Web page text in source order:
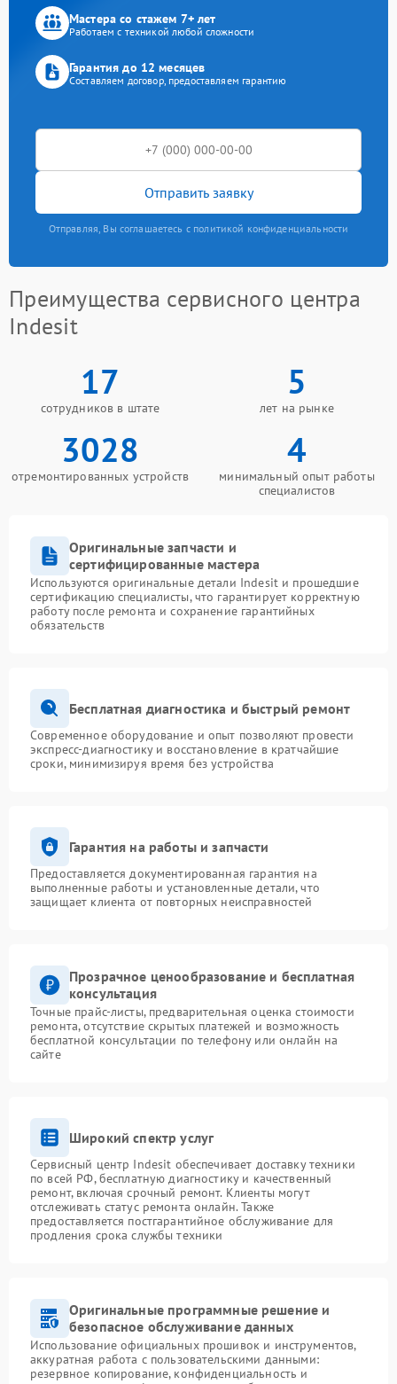
Мастера со стажем 7+ лет
Работаем с техникой любой сложности
Гарантия до 12 месяцев
Составляем договор, предоставляем гарантию
Отправить заявку
Отправляя, Вы соглашаетесь с политикой конфиденциальности
Преимущества сервисного центра
Indesit
17
сотрудников в штате
5
лет на рынке
3028
отремонтированных устройств
4
минимальный опыт работы
специалистов
Оригинальные запчасти и
сертифицированные мастера
Используются оригинальные детали Indesit и прошедшие
сертификацию специалисты, что гарантирует корректную
работу после ремонта и сохранение гарантийных
обязательств
Бесплатная диагностика и быстрый ремонт
Современное оборудование и опыт позволяют провести
экспресс-диагностику и восстановление в кратчайшие
сроки, минимизируя время без устройства
Гарантия на работы и запчасти
Предоставляется документированная гарантия на
выполненные работы и установленные детали, что
защищает клиента от повторных неисправностей
Прозрачное ценообразование и бесплатная
консультация
Точные прайс-листы, предварительная оценка стоимости
ремонта, отсутствие скрытых платежей и возможность
бесплатной консультации по телефону или онлайн на
сайте
Широкий спектр услуг
Сервисный центр Indesit обеспечивает доставку техники
по всей РФ, бесплатную диагностику и качественный
ремонт, включая срочный ремонт. Клиенты могут
отслеживать статус ремонта онлайн. Также
предоставляется постгарантийное обслуживание для
продления срока службы техники
Оригинальные программные решение и
безопасное обслуживание данных
Использование официальных прошивок и инструментов,
аккуратная работа с пользовательскими данными:
резервное копирование, конфиденциальность и